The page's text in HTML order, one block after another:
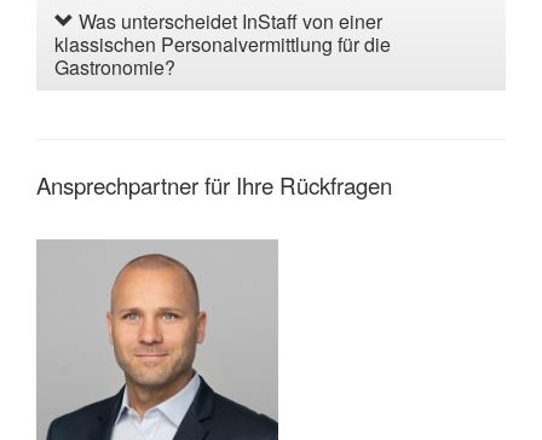
Was unterscheidet InStaff von einer
klassischen Personalvermittlung für die
Gastronomie?
Ansprechpartner für Ihre Rückfragen